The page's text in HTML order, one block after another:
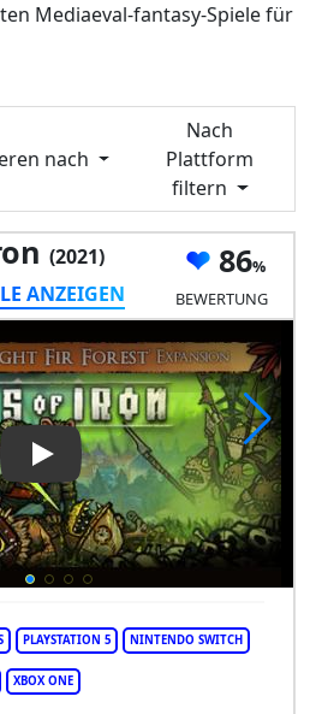
Mediaeval-fantasy-Spiele für
nach
Nach
Plattform
filtern
(2021)
ANZEIGEN
86
BEWERTUNG
Play Video: Tails Of Iron
PLAYSTATION 5 NINTENDO SWITCH
XBOX ONE